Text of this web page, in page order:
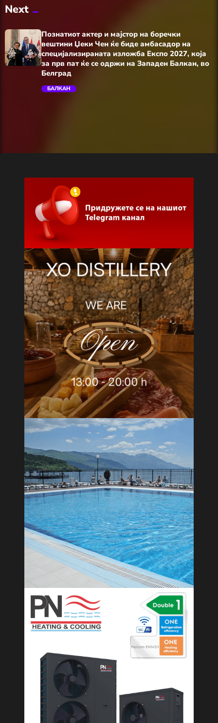
Next
Познатиот актер и мајстор на боречки
вештини Џеки Чен ќе биде амбасадор на
специјализираната изложба Експо 2027, која
за прв пат ќе се одржи на Западен Балкан, во
Белград
БАЛКАН